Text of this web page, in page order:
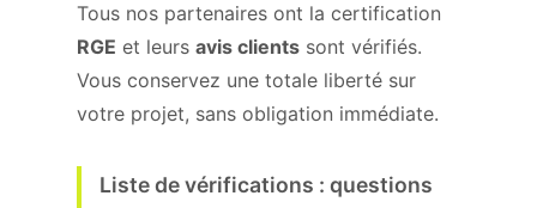
Tous nos partenaires ont la certification
RGE et leurs avis clients sont vérifiés.
Vous conservez une totale liberté sur
votre projet, sans obligation immédiate.
Liste de vérifications : questions